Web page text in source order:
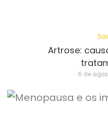
Artrose:
6 de